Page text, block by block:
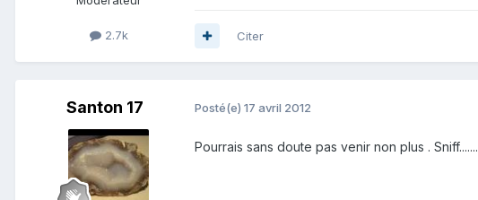
2.7k Citer
Santon 17 Posté(e) 17 avril 2012
Pourrais sans doute pas venir non plus . Sniff.......